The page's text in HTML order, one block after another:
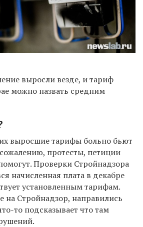
выросли везде, и тариф
можно назвать средним
выросшие тарифы больно бьют
протесты, петиции
Проверки Стройнадзора
начисленная плата в декабре
установленным тарифам.
на Стройнадзор, направились
то подсказывает что там